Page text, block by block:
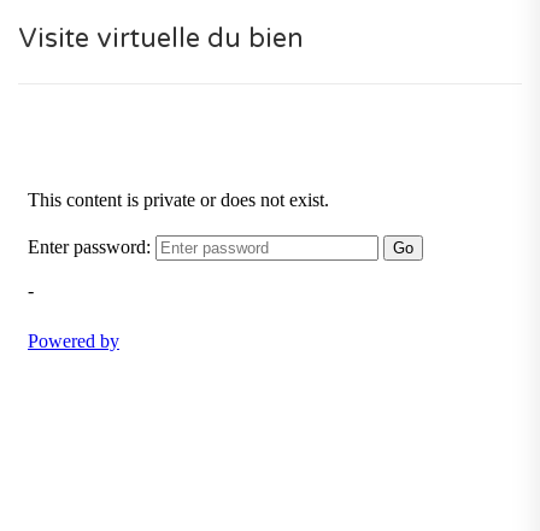
avec un confort de vie optimal et des matériaux nobles
Pour votre sécurité le bien est au sein d'une
vidéosurveillance et visiophone.
proximité (accès facile, au calme, espaces verts, golf,
Visite virtuelle du bien